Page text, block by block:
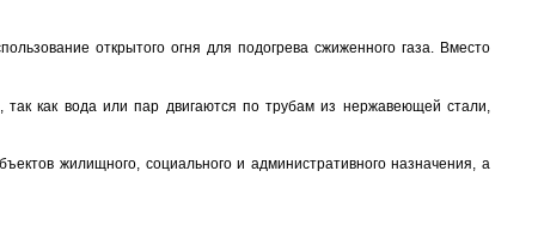
открытого огня для подогрева сжиженного газа. Вместо
как вода или пар двигаются по трубам из нержавеющей стали,
жилищного, социального и административного назначения, а